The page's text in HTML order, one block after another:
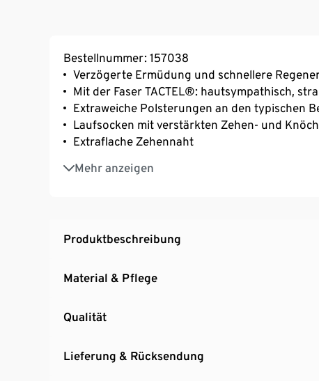
Bestellnummer: 157038
Verzögerte Ermüdung und schnellere
Mit der Faser TACTEL®: hautsympathisch,
Extraweiche Polsterungen an den typischen
Laufsocken mit verstärkten Zehen- und
Extraflache Zehennaht
Mehr anzeigen
Mit Elasthan: formbeständig, perfekter Sitz,
Produktbeschreibung
Material & Pflege
Qualität
Lieferung & Rücksendung